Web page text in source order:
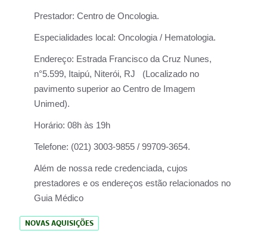
Prestador: Centro de Oncologia.
Especialidades local: Oncologia / Hematologia.
Endereço: Estrada Francisco da Cruz Nunes,
n°5.599, Itaipú, Niterói, RJ (Localizado no
pavimento superior ao Centro de Imagem
Unimed).
Horário: 08h às 19h
Telefone: (021) 3003-9855 / 99709-3654.
Além de nossa rede credenciada, cujos
prestadores e os endereços estão relacionados no
Guia Médico
NOVAS AQUISIÇÕES